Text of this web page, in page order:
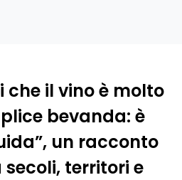
il vino è molto
bevanda: è
un racconto
territori e